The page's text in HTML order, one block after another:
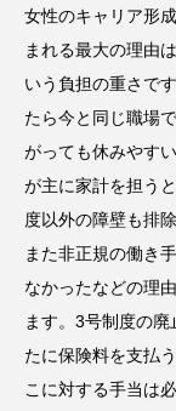
女性のキャリア形
まれる最大の理由
いう負担の重さで
たら今と同じ職場
がっても休みやす
が主に家計を担う
度以外の障壁も排
また非正規の働き
なかったなどの理
ます。3号制度の
たに保険料を支払
こに対する手当は